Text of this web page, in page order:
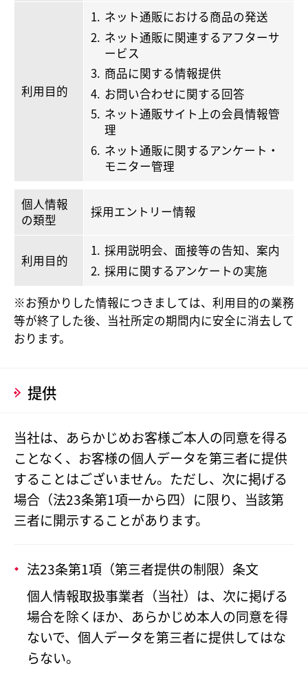
利用目的
ネット通販における商品の発送
ネット通販に関連するアフターサ
ービス
商品に関する情報提供
お問い合わせに関する回答
ネット通販サイト上の会員情報管
理
ネット通販に関するアンケート・
モニター管理
個人情報
の類型
採用エントリー情報
利用目的
採用説明会、面接等の告知、案内
採用に関するアンケートの実施
※お預かりした情報につきましては、利用目的の業務
等が終了した後、当社所定の期間内に安全に消去して
おります。
提供
当社は、あらかじめお客様ご本人の同意を得る
ことなく、お客様の個人データを第三者に提供
することはございません。ただし、次に掲げる
場合（法23条第1項一から四）に限り、当該第
三者に開示することがあります。
法23条第1項（第三者提供の制限）条文
個人情報取扱事業者（当社）は、次に掲げる
場合を除くほか、あらかじめ本人の同意を得
ないで、個人データを第三者に提供してはな
らない。